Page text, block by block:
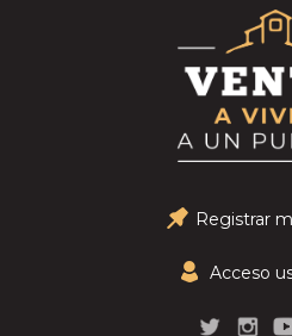
Registrar
Acceso